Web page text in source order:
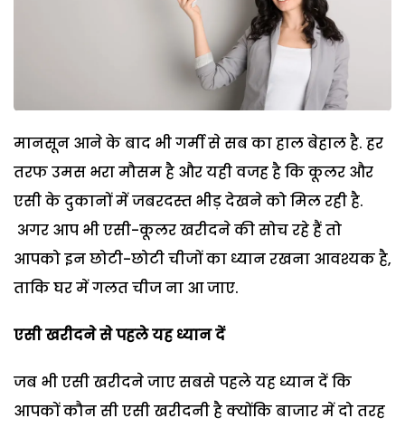
मानसून आने के बाद भी गर्मी से सब का हाल बेहाल है. हर
तरफ उमस भरा मौसम है और यही वजह है कि कूलर और
एसी के दुकानों में जबरदस्त भीड़ देखने को मिल रही है.
अगर आप भी एसी-कूलर खरीदने की सोच रहे हैं तो
आपको इन छोटी-छोटी चीजों का ध्यान रखना आवश्यक है,
ताकि घर में गलत चीज ना आ जाए.
एसी खरीदने से पहले यह ध्यान दें
जब भी एसी खरीदने जाए सबसे पहले यह ध्यान दें कि
आपकों कौन सी एसी खरीदनी है क्योंकि बाजार में दो तरह